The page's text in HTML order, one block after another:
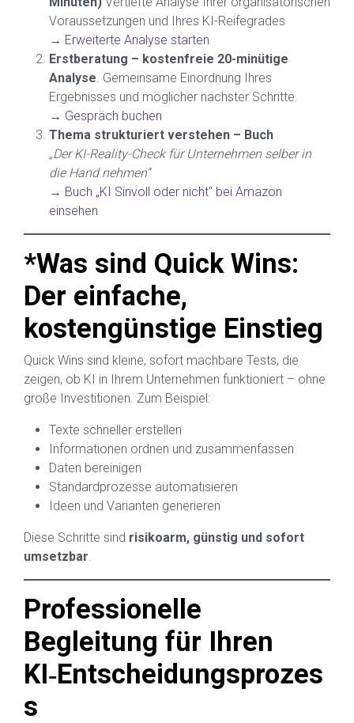
Voraussetzungen und Ihres KI-Reifegrades
→ Erweiterte Analyse starten
Erstberatung – kostenfreie 20-minütige
Analyse. Gemeinsame Einordnung Ihres
Ergebnisses und möglicher nächster Schritte.
→ Gespräch buchen
Thema strukturiert verstehen – Buch
„Der KI-Reality-Check für Unternehmen selber in
die Hand nehmen“
→ Buch „KI Sinvoll oder nicht“ bei Amazon
einsehen
*Was sind Quick Wins:
Der einfache,
kostengünstige Einstieg
Quick Wins sind kleine, sofort machbare Tests, die
zeigen, ob KI in Ihrem Unternehmen funktioniert – ohne
große Investitionen. Zum Beispiel:
Texte schneller erstellen
Informationen ordnen und zusammenfassen
Daten bereinigen
Standardprozesse automatisieren
Ideen und Varianten generieren
Diese Schritte sind risikoarm, günstig und sofort
umsetzbar.
Professionelle
Begleitung für Ihren
KI‑Entscheidungsprozes
s